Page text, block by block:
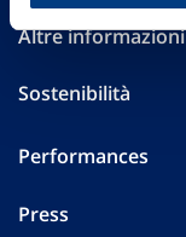
Altre informazioni
Sostenibilità
Performances
Press